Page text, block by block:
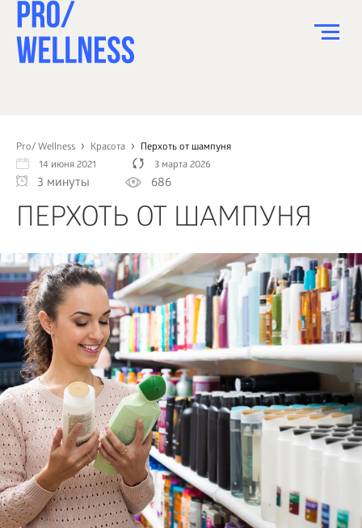
Pro/ Wellness Красота
Перхоть от шампуня
14 июня 2021
3 марта 2026
3 минуты 686
ПЕРХОТЬ ОТ ШАМПУНЯ
СПОРТ
ЗДОРОВЬЕ
КРАСОТА
ДЕТИ
ДОМ
КАК?
БИЗНЕС